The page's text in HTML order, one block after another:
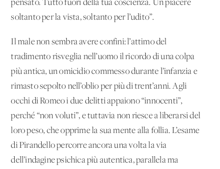
pensato. Tutto fuori della tua coscienza. Un piacere
soltanto per la vista, soltanto per l’udito”.
Il male non sembra avere confini: l’attimo del
tradimento risveglia nell’uomo il ricordo di una colpa
più antica, un omicidio commesso durante l’infanzia e
rimasto sepolto nell’oblio per più di trent’anni. Agli
occhi di Romeo i due delitti appaiono “innocenti”,
perché “non voluti”, e tuttavia non riesce a liberarsi del
loro peso, che opprime la sua mente alla follia. L’esame
di Pirandello percorre ancora una volta la via
dell’indagine psichica più autentica, parallela ma